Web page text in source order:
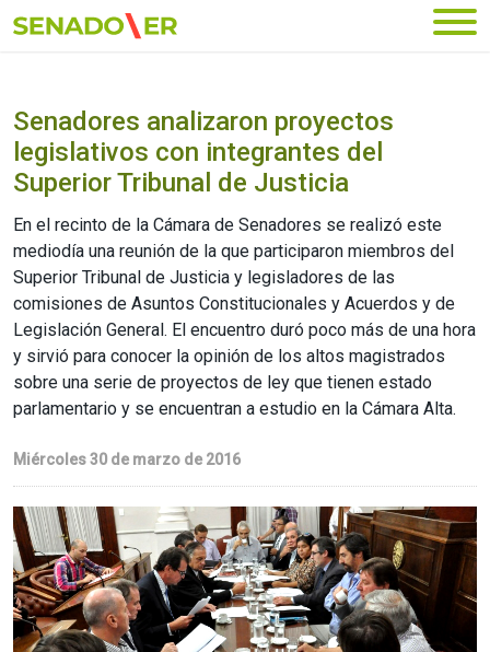
Ir al menú principal
Senadores analizaron proyectos
legislativos con integrantes del
Superior Tribunal de Justicia
En el recinto de la Cámara de Senadores se realizó este
mediodía una reunión de la que participaron miembros del
Superior Tribunal de Justicia y legisladores de las
comisiones de Asuntos Constitucionales y Acuerdos y de
Legislación General. El encuentro duró poco más de una hora
y sirvió para conocer la opinión de los altos magistrados
sobre una serie de proyectos de ley que tienen estado
parlamentario y se encuentran a estudio en la Cámara Alta.
Miércoles 30 de marzo de 2016